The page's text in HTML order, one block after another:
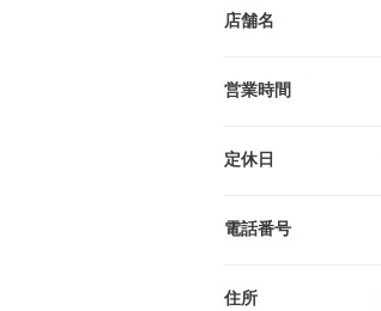
店舗名
営業時間
定休日
電話番号
住所